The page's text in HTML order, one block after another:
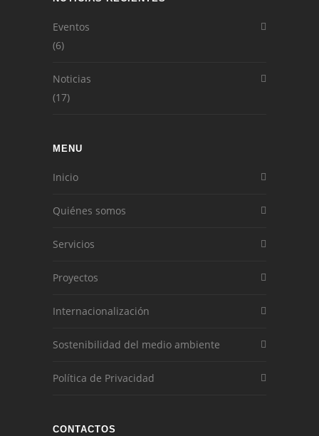
Eventos
(6)
Noticias
(17)
MENU
Inicio
Quiénes somos
Servicios
Proyectos
Internacionalización
Sostenibilidad del medio ambiente
Política de Privacidad
CONTACTOS